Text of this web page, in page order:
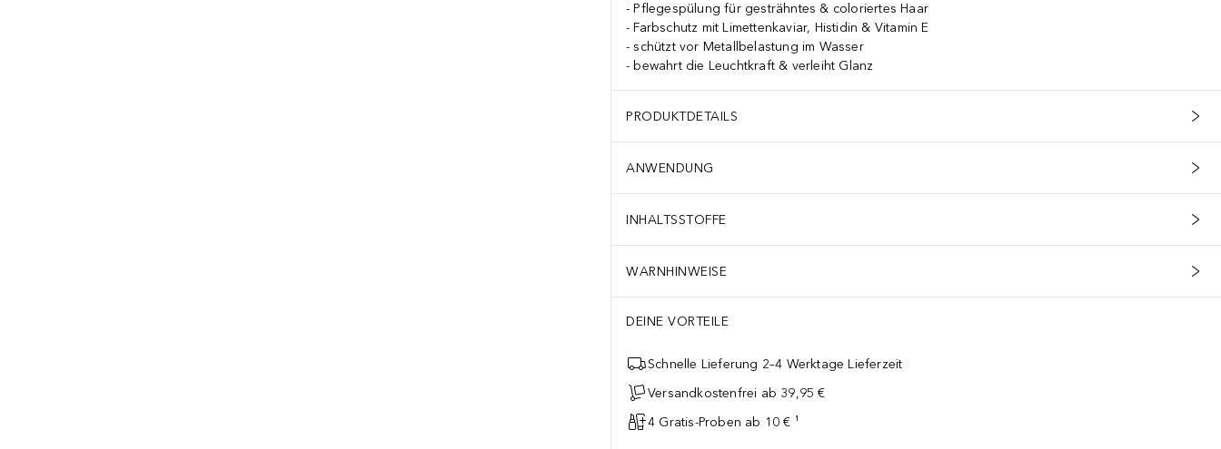
Pflegespülung für gesträhntes & coloriertes Haar
Farbschutz mit Limettenkaviar, Histidin & Vitamin E
schützt vor Metallbelastung im Wasser
bewahrt die Leuchtkraft & verleiht Glanz
PRODUKTDETAILS
ANWENDUNG
INHALTSSTOFFE
WARNHINWEISE
DEINE VORTEILE
Schnelle Lieferung 2–4 Werktage Lieferzeit
Versandkostenfrei ab 39,95 €
4 Gratis-Proben ab 10 € ¹